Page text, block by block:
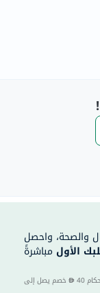
والصحة، واحصل